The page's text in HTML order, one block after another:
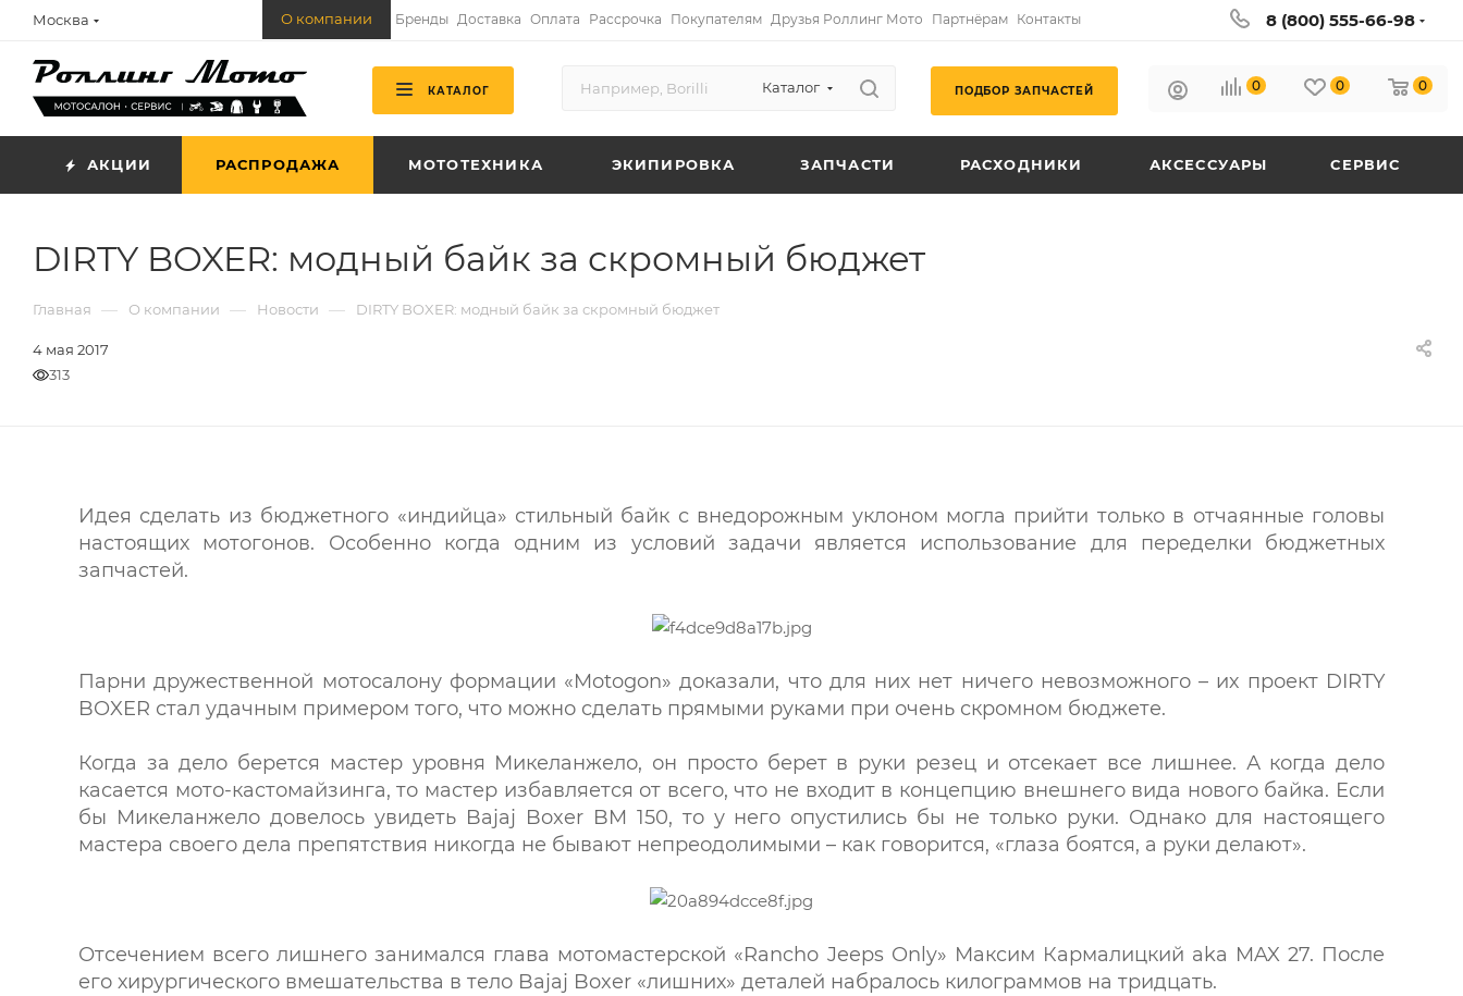
Москва О компании Бренды Доставка Оплата Рассрочка Покупателям Друзья Роллинг Мото Партнёрам Контакты 8 (800) 555-66-98
КАТАЛОГ Каталог ПОДБОР ЗАПЧАСТЕЙ 0 0 0
АКЦИИ РАСПРОДАЖА МОТОТЕХНИКА ЭКИПИРОВКА ЗАПЧАСТИ РАСХОДНИКИ АКСЕССУАРЫ СЕРВИС
DIRTY BOXER: модный байк за скромный бюджет
Главная — О компании — Новости — DIRTY BOXER: модный байк за скромный бюджет
4 мая 2017
313
Идея сделать из бюджетного «индийца» стильный байк с внедорожным уклоном могла прийти только в отчаянные головы
настоящих мотогонов. Особенно когда одним из условий задачи является использование для переделки бюджетных
запчастей.
Парни дружественной мотосалону формации «Motogon» доказали, что для них нет ничего невозможного – их проект DIRTY
BOXER стал удачным примером того, что можно сделать прямыми руками при очень скромном бюджете.
Когда за дело берется мастер уровня Микеланжело, он просто берет в руки резец и отсекает все лишнее. А когда дело
касается мото-кастомайзинга, то мастер избавляется от всего, что не входит в концепцию внешнего вида нового байка. Если
бы Микеланжело довелось увидеть Bajaj Boxer BM 150, то у него опустились бы не только руки. Однако для настоящего
мастера своего дела препятствия никогда не бывают непреодолимыми – как говорится, «глаза боятся, а руки делают».
Отсечением всего лишнего занимался глава мотомастерской «Rancho Jeeps Only» Максим Кармалицкий aka MAX 27. После
его хирургического вмешательства в тело Bajaj Boxer «лишних» деталей набралось килограммов на тридцать.